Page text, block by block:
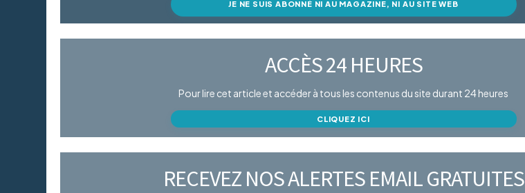
JE NE SUIS ABONNÉ NI AU MAGAZINE, NI AU SITE WEB
ACCÈS 24 HEURES
Pour lire cet article et accéder à tous les contenus du site durant 24 heures
CLIQUEZ ICI
RECEVEZ NOS ALERTES EMAIL GRATUITES